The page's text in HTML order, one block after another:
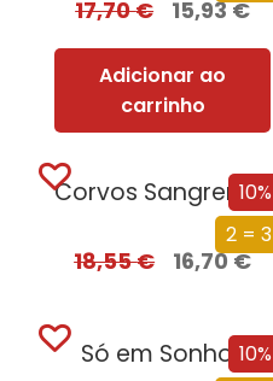
17,70€ 15,93€
Adicionar ao
carrinho
10%
2 = 3
Corvos Sangrentos
18,55€ 16,70€
10%
Só em Sonhos